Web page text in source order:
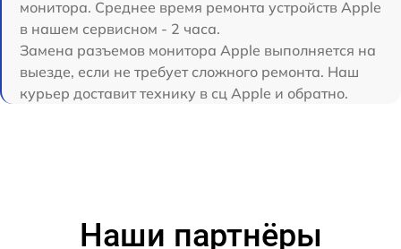
монитора. Среднее время ремонта устройств Apple
в нашем сервисном - 2 часа.
Замена разъемов монитора Apple выполняется на
выезде, если не требует сложного ремонта. Наш
курьер доставит технику в сц Apple и обратно.
Наши партнёры